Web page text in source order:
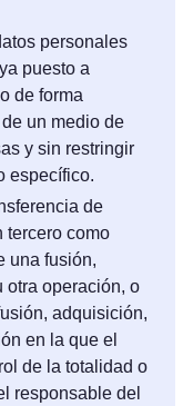
personales
puesto a
de forma
un medio de
y sin restringir
específico.
de
tercero como
una fusión,
otra operación, o
adquisición,
en la que el
de la totalidad o
responsable del